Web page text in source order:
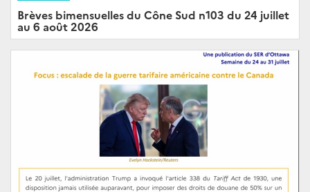
Brèves bimensuelles du Cône Sud n103 du 24 juillet
au 6 août 2026